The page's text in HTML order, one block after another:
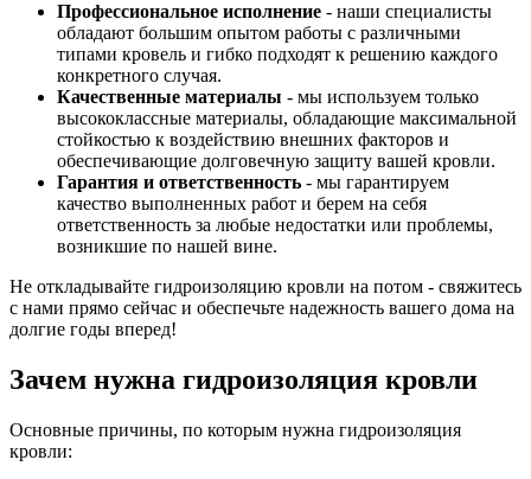
Профессиональное исполнение - наши специалисты
обладают большим опытом работы с различными
типами кровель и гибко подходят к решению каждого
конкретного случая.
Качественные материалы - мы используем только
высококлассные материалы, обладающие максимальной
стойкостью к воздействию внешних факторов и
обеспечивающие долговечную защиту вашей кровли.
Гарантия и ответственность - мы гарантируем
качество выполненных работ и берем на себя
ответственность за любые недостатки или проблемы,
возникшие по нашей вине.
Не откладывайте гидроизоляцию кровли на потом - свяжитесь
с нами прямо сейчас и обеспечьте надежность вашего дома на
долгие годы вперед!
Зачем нужна гидроизоляция кровли
Основные причины, по которым нужна гидроизоляция
кровли: